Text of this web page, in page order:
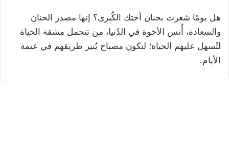
هل يومًا شعرت بحنان أختك الكُبرى؟ إنها مصدر الحنان
والسعادة، أُنس الأخوة في الدُنيا، من تتحمل مشقة الحياة
لتُسهل عليهم الحياة؛ لتكون مصباح يُنير طريقهم في عتمة
الأيام.